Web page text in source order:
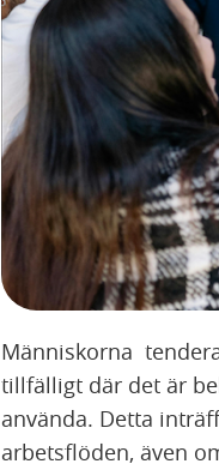
Människorna
tillfälligt där det är
använda. Detta
arbetsflöden, även